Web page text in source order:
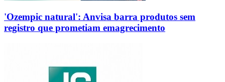
'Ozempic natural': Anvisa barra produtos sem
registro que prometiam emagrecimento